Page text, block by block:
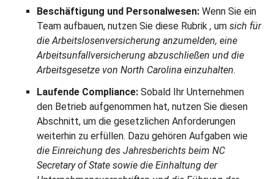
Beschäftigung und Personalwesen: Wenn Sie ein
Team aufbauen, nutzen Sie diese Rubrik , um sich für
die Arbeitslosenversicherung anzumelden, eine
Arbeitsunfallversicherung abzuschließen und die
Arbeitsgesetze von North Carolina einzuhalten.
Laufende Compliance: Sobald Ihr Unternehmen
den Betrieb aufgenommen hat, nutzen Sie diesen
Abschnitt, um die gesetzlichen Anforderungen
weiterhin zu erfüllen. Dazu gehören Aufgaben wie
die Einreichung des Jahresberichts beim NC
Secretary of State sowie die Einhaltung der